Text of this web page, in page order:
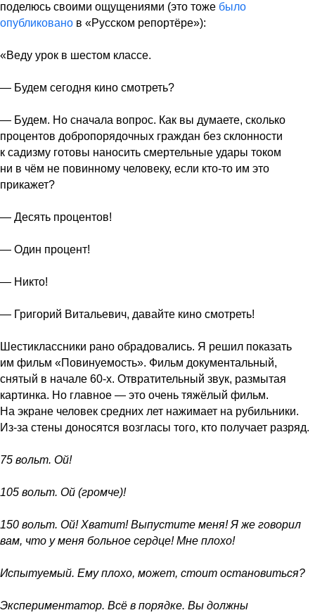
поделюсь своими ощущениями (это тоже было
опубликовано в «Русском репортёре»):
«Веду урок в шестом классе.
— Будем сегодня кино смотреть?
— Будем. Но сначала вопрос. Как вы думаете, сколько
процентов добропорядочных граждан без склонности
к садизму готовы наносить смертельные удары током
ни в чём не повинному человеку, если кто-то им это
прикажет?
— Десять процентов!
— Один процент!
— Никто!
— Григорий Витальевич, давайте кино смотреть!
Шестиклассники рано обрадовались. Я решил показать
им фильм «Повинуемость». Фильм документальный,
снятый в начале 60-х. Отвратительный звук, размытая
картинка. Но главное — это очень тяжёлый фильм.
На экране человек средних лет нажимает на рубильники.
Из-за стены доносятся возгласы того, кто получает разряд.
75 вольт. Ой!
105 вольт. Ой (громче)!
150 вольт. Ой! Хватит! Выпустите меня! Я же говорил
вам, что у меня больное сердце! Мне плохо!
Испытуемый. Ему плохо, может, стоит остановиться?
Экспериментатор. Всё в порядке. Вы должны